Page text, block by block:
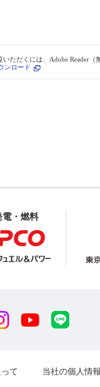
いただくには、Adobe Reader（
ンロード
電・燃料
て 当社の個人情